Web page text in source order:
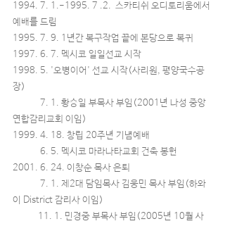
1994. 7. 1.-1995. 7 .2. 스카티쉬 오디토리움에서
예배를 드림
1995. 7. 9. 1년간 복구작업 끝에 본당으로 복귀
1997. 6. 7. 멕시코 일일선교 시작
1998. 5. '오병이어' 선교 시작(사리원, 평양국수공
장)
7. 1. 황승일 부목사 부임(2001년 나성 중앙
연합감리교회 이임)
1999. 4. 18. 창립 20주년 기념예배
6. 5. 멕시코 마라나타교회 건축 봉헌
2001. 6. 24. 이창순 목사 은퇴
7. 1. 제2대 담임목사 김웅민 목사 부임(하와
이 District 감리사 이임)
11. 1. 민경중 부목사 부임(2005년 10월 사